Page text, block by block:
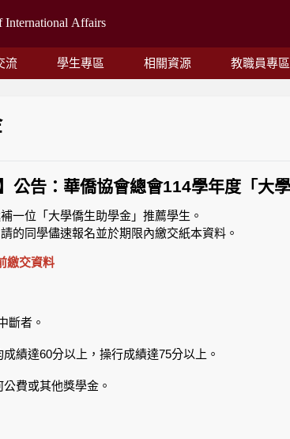
流 學生專區 相關資源 教職員專區
一位「大學僑生助學金」推薦學生。
的同學儘速報名並於期限內繳交紙本資料。
繳交資料
斷者。
績達60分以上，操行成績達75分以上。
費或其他獎學金。